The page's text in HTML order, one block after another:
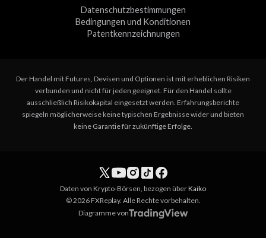
Datenschutzbestimmungen
Bedingungen und Konditionen
Patentkennzeichnungen
Der Handel mit Futures, Devisen und Optionen ist mit erheblichen Risiken
verbunden und nicht für jeden geeignet. Für den Handel sollte
ausschließlich Risikokapital eingesetzt werden. Erfahrungsberichte
spiegeln möglicherweise keine typischen Ergebnisse wider und bieten
keine Garantie für zukünftige Erfolge.
Daten von Krypto-Börsen, bezogen überKaiko
© 2026 FXReplay. Alle Rechte vorbehalten.
Diagramme von